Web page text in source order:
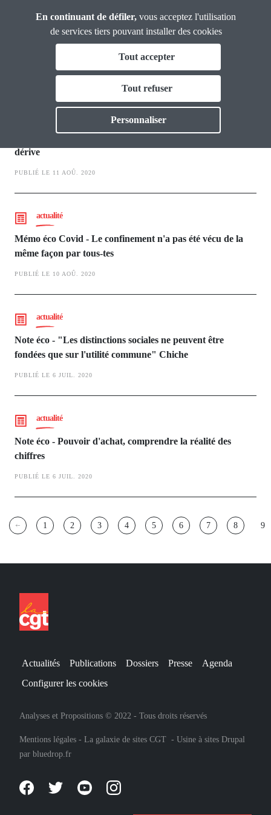
Analyses et
Propositions
Publications
Pouvoir d'achat et inégalités
dérive
PUBLIÉ LE 11 AOÛ. 2020
actualité
Mémo éco Covid - Le confinement n'a pas été vécu de la
même façon par tous-tes
PUBLIÉ LE 10 AOÛ. 2020
actualité
Note éco - "Les distinctions sociales ne peuvent être
fondées que sur l'utilité commune" Chiche
PUBLIÉ LE 6 JUIL. 2020
actualité
Note éco - Pouvoir d'achat, comprendre la réalité des
chiffres
PUBLIÉ LE 6 JUIL. 2020
Pagination
Page
1 Page
2 Page
3 Page
4 Page
5 Page
6 Page
7 Page
8 9
Actualités Publications Dossiers Presse
Agenda
Configurer les cookies
Analyses et Propositions © 2022 - Tous droits réservés
Mentions légales - La galaxie de sites CGT - Usine à sites Drupal
par bluedrop.fr
En continuant de défiler, vous acceptez l'utilisation
de services tiers pouvant installer des cookies
Tout accepter
Tout refuser
Personnaliser